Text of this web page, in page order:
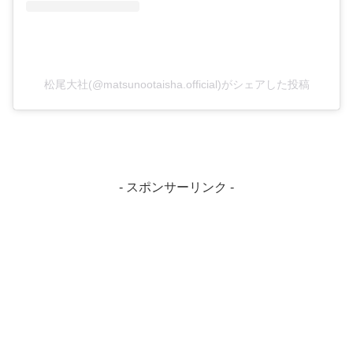
松尾大社(@matsunootaisha.official)がシェアした投稿
- スポンサーリンク -